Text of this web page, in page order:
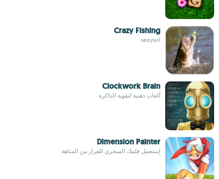
Crazy Fishing
sexywil
Clockwork Brain
ألعاب ذهنية لتقوية الذاكرة
Dimension Painter
إستعمل قلمك السحري للفرار من المتاهة